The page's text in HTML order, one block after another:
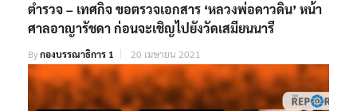
ตำรวจ – เทศกิจ ขอตรวจเอกสาร ‘หลวงพ่อดาวดิน’ หน้า
ศาลอาญารัชดา ก่อนจะเชิญไปยังวัดเสมียนนารี
Byกองบรรณาธิการ 1 20 เมษายน 2021